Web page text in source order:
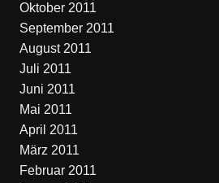
Oktober 2011
September 2011
August 2011
Juli 2011
Juni 2011
Mai 2011
April 2011
März 2011
Februar 2011